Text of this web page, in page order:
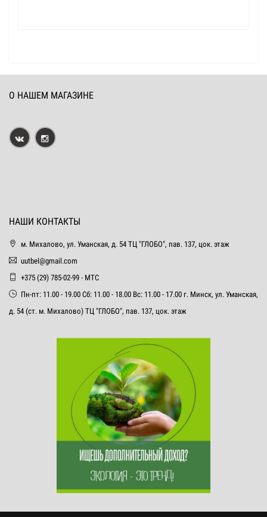
О НАШЕМ МАГАЗИНЕ
НАШИ КОНТАКТЫ
м. Михалово, ул. Уманская, д. 54 ТЦ "ГЛОБО", пав. 137, цок. этаж
uutbel@gmail.com
+375 (29) 785-02-99 - МТС
Пн-пт: 11.00 - 19.00 Сб: 11.00 - 18.00 Вс: 11.00 - 17.00 г. Минск, ул. Уманская,
д. 54 (ст. м. Михалово) ТЦ "ГЛОБО", пав. 137, цок. этаж